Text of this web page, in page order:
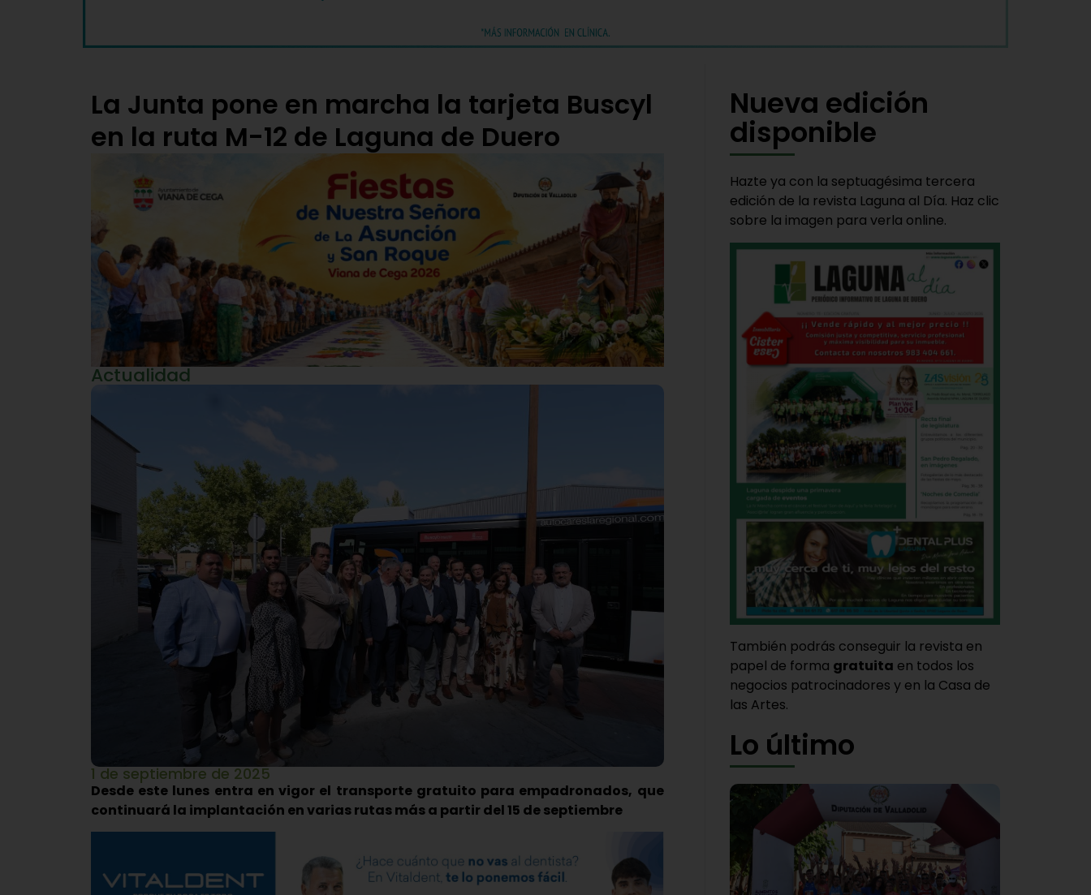
La Junta pone en marcha la tarjeta Buscyl
en la ruta M-12 de Laguna de Duero
Actualidad
1 de septiembre de 2025
Desde este lunes entra en vigor el transporte gratuito para empadronados, que
continuará la implantación en varias rutas más a partir del 15 de septiembre
Nueva edición
disponible
Hazte ya con la septuagésima tercera
edición de la revista Laguna al Día. Haz clic
sobre la imagen para verla online.
También podrás conseguir la revista en
papel de forma gratuita en todos los
negocios patrocinadores y en la Casa de
las Artes.
Lo último